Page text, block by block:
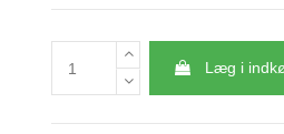
Læg i